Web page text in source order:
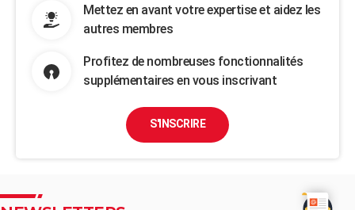
Mettez en avant votre expertise et aidez les
autres membres
Profitez de nombreuses fonctionnalités
supplémentaires en vous inscrivant
S'INSCRIRE